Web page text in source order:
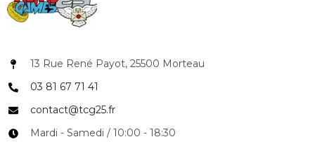
13 Rue René Payot, 25500 Morteau
03 81 67 71 41
contact@tcg25.fr
Mardi - Samedi / 10:00 - 18:30